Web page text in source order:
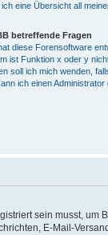
ich eine Übersicht all
betreffende Fragen
diese Forensoftware
ist Funktion x oder y
soll ich mich wenden,
ich einen
sein musst, um
E-Mail-